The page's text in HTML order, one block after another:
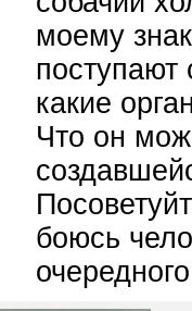
моему
какие
Что он
боюсь